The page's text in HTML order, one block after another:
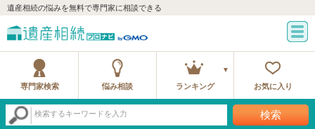
遺産相続の悩みを無料で専門家に相談できる
専門家検索 悩み相談 ランキング お気に入り
検索するキーワードを入力 検索